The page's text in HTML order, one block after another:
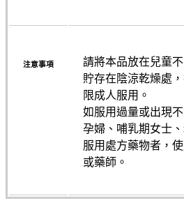
注意事項
請將本品放在兒童
貯存在陰涼乾燥處
限成人服用。
如服用過量或出現
孕婦、哺乳期女士
服用處方藥物者，
或藥師。